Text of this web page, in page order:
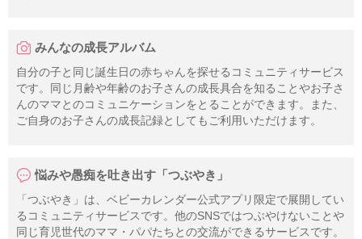
みんなの成長アルバム
自分の子と同じ誕生日の赤ちゃんを探せるコミュニティサービス
です。同じ月齢や年齢のお子さんの成長具合を知ることやお子さ
んのママとのコミュニケーションをとることができます。また、
ご自身のお子さんの成長記録としてもご利用いただけます。
悩みや愚痴を吐き出す「つぶやき」
「つぶやき」は、ベビーカレンダー公式アプリ限定で展開してい
るコミュニティサービスです。他のSNSではつぶやけないことや
同じ育児世代のママ・パパたちとの交流ができるサービスです。